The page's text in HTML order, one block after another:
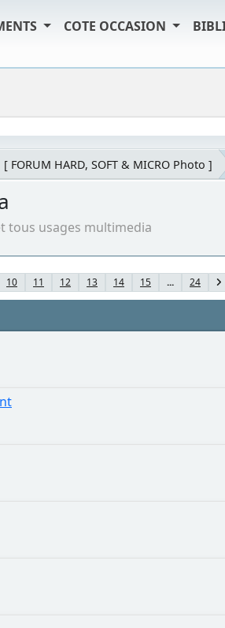
COTE OCCASION
[ FORUM HARD, SOFT & MICRO Photo ]
tous usages multimedia
10 11 12 13 14 15 ... 24